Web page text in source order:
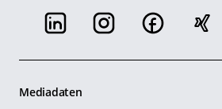
Mediadaten